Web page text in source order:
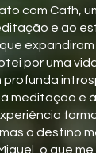
com Cafh,
e ao
expandiram
por uma
profunda
à meditação e
o destino
o que